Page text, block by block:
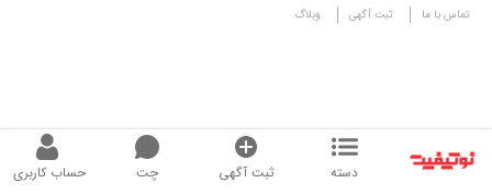
دسته ثبت آگهی چت حساب کاربری
تماس با ما ثبت آگهی وبلاگ
تمامی حقوق این سایت برای نوتیفیت محقوظ است